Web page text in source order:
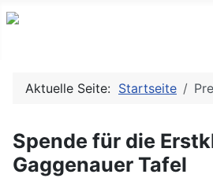
Aktuelle Seite: Startseite
Spende für die
Gaggenauer Tafel